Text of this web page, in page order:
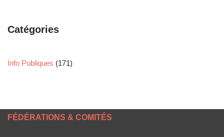
Catégories
Info Publiques (171)
FÉDÉRATIONS & COMITÉS